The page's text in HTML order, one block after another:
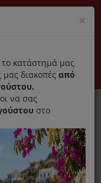
Εταιρεία Επικοινωνία
0
×
κατάστημά μας
μας διακοπές από
να σας
στο